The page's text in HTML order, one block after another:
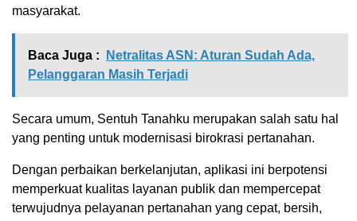
masyarakat.
Baca Juga :
Netralitas ASN: Aturan Sudah Ada,
Pelanggaran Masih Terjadi
Secara umum, Sentuh Tanahku merupakan salah satu hal
yang penting untuk modernisasi birokrasi pertanahan.
Dengan perbaikan berkelanjutan, aplikasi ini berpotensi
memperkuat kualitas layanan publik dan mempercepat
terwujudnya pelayanan pertanahan yang cepat, bersih,